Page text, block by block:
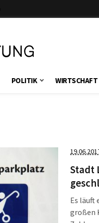
POLITIK WIRTSCHAFT
Stadt
Es läuft
großen